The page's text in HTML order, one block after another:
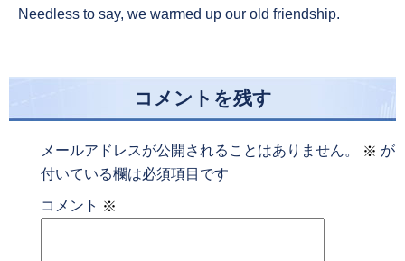
Needless to say, we warmed up our old friendship.
コメントを残す
メールアドレスが公開されることはありません。 ※ が
付いている欄は必須項目です
コメント ※